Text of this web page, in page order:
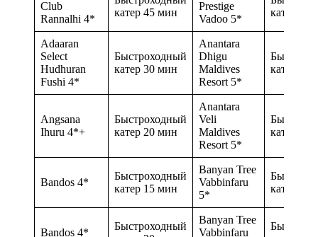
Club
Rannalhi 4*
катер 45 мин
Prestige
Vadoo 5*
катер 15
Adaaran
Select
Hudhuran
Fushi 4*
Быстроходный
катер 30 мин
Anantara
Dhigu
Maldives
Resort 5*
катер 35
Angsana
Ihuru 4*+
Быстроходный
катер 20 мин
Anantara
Veli
Maldives
Resort 5*
катер 35
Bandos 4*
Быстроходный
катер 15 мин
Banyan Tree
Vabbinfaru
5*
катер 20
Bandos 4*
Быстроходный
Banyan Tree
Vabbinfaru